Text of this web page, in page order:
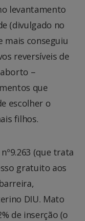
levantamento
(divulgado no
mais conseguiu
reversíveis de
–
que
escolher o
filhos.
(que trata
gratuito aos
DIU. Mato
de inserção (o